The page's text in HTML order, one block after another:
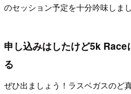
のセッション予定を十分吟味しまし
申し込みはしたけど5k Race
る
ぜひ出ましょう！ラスベガスのど